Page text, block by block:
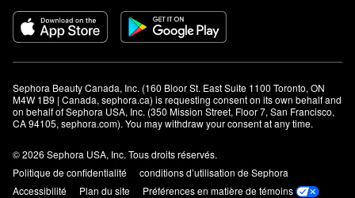
Sephora Beauty Canada, Inc. (160 Bloor St. East Suite 1100 Toronto, ON
M4W 1B9 | Canada, sephora.ca) is requesting consent on its own behalf and
on behalf of Sephora USA, Inc. (350 Mission Street, Floor 7, San Francisco,
CA 94105, sephora.com). You may withdraw your consent at any time.
© 2026 Sephora USA, Inc. Tous droits réservés.
Politique de confidentialité
conditions d’utilisation de Sephora
Accessibilité
Plan du site
Préférences en matière de témoins